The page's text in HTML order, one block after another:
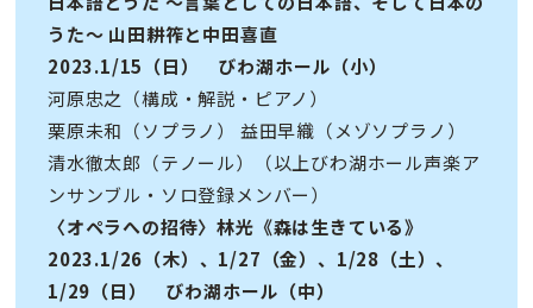
うた〜 山田耕筰と中田喜直
2023.1/15（日） びわ湖ホール（小）
河原忠之（構成・解説・ピアノ）
栗原未和（ソプラノ） 益田早織（メゾソプラノ）
清水徹太郎（テノール）（以上びわ湖ホール声楽ア
ンサンブル・ソロ登録メンバー）
〈オペラへの招待〉林光《森は生きている》
2023.1/26（木）、1/27（金）、1/28（土）、
1/29（日） びわ湖ホール（中）